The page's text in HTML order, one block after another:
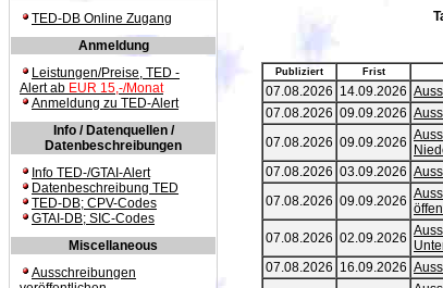
TED-DB Online Zugang
Anmeldung
Leistungen/Preise, TED -
Alert ab EUR 15,-/Monat
Anmeldung zu TED-Alert
Info / Datenquellen /
Datenbeschreibungen
Info TED-/GTAI-Alert
Datenbeschreibung TED
TED-DB; CPV-Codes
GTAI-DB; SIC-Codes
Miscellaneous
Ausschreibungen